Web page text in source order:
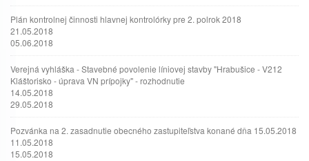
Plán kontrolnej činnosti hlavnej kontrolórky pre 2. polrok 2018
21.05.2018
05.06.2018
Verejná vyhláška - Stavebné povolenie líniovej stavby "Hrabušice - V212
Kláštorisko - úprava VN prípojky" - rozhodnutie
14.05.2018
29.05.2018
Pozvánka na 2. zasadnutie obecného zastupiteľstva konané dňa 15.05.2018
11.05.2018
15.05.2018